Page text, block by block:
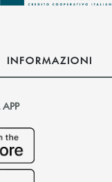
INFORMAZIONI